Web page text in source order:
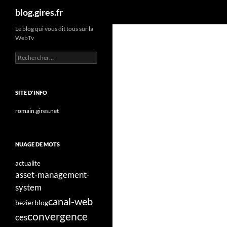
Aller
contenu
blog.gires.fr
Le blog qui vous dit tous sur la
WebTv
Rechercher :
SITE D'INFO
romain.gires.net
NUAGE DE MOTS
actualite
asset-management-
system
bezierblogcanal-web
cesconvergence